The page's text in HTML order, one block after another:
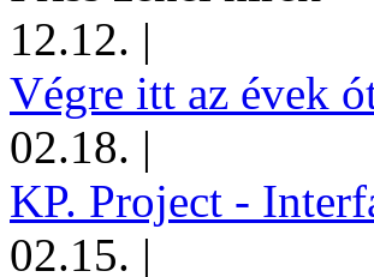
12.12. |
Végre itt az évek
02.18. |
KP. Project -
02.15. |